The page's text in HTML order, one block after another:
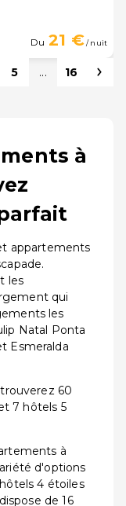
Du 21 €/ nuit
5 ... 16
à
appartements
les
qui
les
Natal Ponta
Esmeralda
60
7 hôtels 5
à
d'options
4 étoiles
de 16